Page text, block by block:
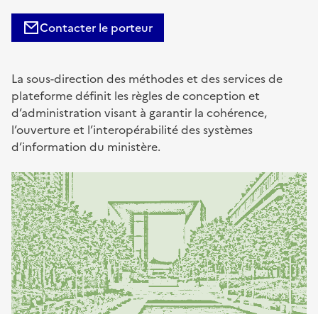
Contacter le porteur
La sous-direction des méthodes et des services de
plateforme définit les règles de conception et
d’administration visant à garantir la cohérence,
l’ouverture et l’interopérabilité des systèmes
d’information du ministère.